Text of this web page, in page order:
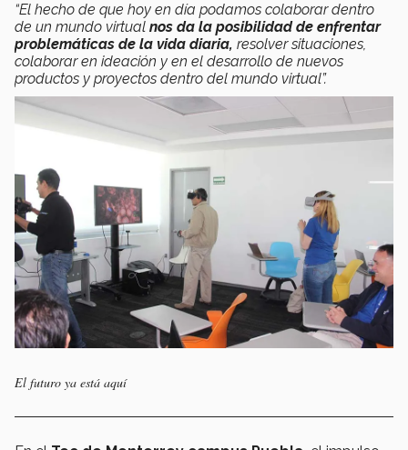
“El hecho de que hoy en día podamos colaborar dentro
de un mundo virtual nos da la posibilidad de enfrentar
problemáticas de la vida diaria, resolver situaciones,
colaborar en ideación y en el desarrollo de nuevos
productos y proyectos dentro del mundo virtual”.
El futuro ya está aquí